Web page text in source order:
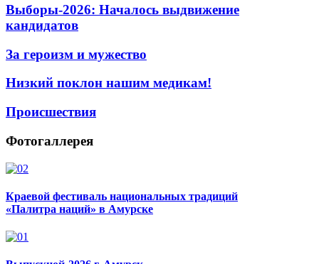
Выборы-2026: Началось выдвижение
кандидатов
За героизм и мужество
Низкий поклон нашим медикам!
Происшествия
Фотогаллерея
Краевой фестиваль национальных традиций
«Палитра наций» в Амурске